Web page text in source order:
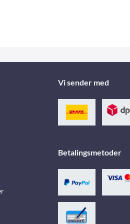
Vi sender med
Betalingsmetoder